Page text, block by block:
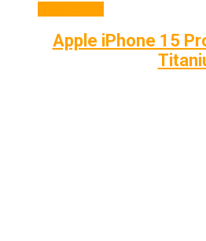
Apple iPhone 15